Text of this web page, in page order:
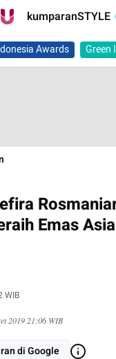
kumparanSTYLE
Awards Green
Emas
WIB
2019 21:06 WIB
di Google